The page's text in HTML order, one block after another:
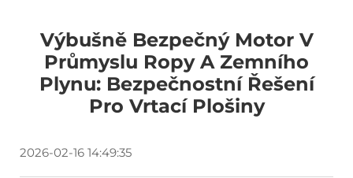
Výbušně Bezpečný Motor V
Průmyslu Ropy A Zemního
Plynu: Bezpečnostní Řešení
Pro Vrtací Plošiny
2026-02-16 14:49:35